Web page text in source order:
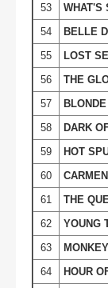
53
WHAT'S
54
BELLE
55
LOST
56
THE
57
58
DARK
59
HOT
60
61
THE
62
YOUNG
63
64
HOUR